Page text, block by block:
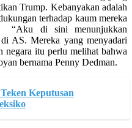
Trump. Kebanyakan adalah
terhadap kaum mereka
“Aku di sini menunjukkan
AS. Mereka yang menyadari
negara itu perlu melihat bahwa
bernama Penny Dedman.
Keputusan